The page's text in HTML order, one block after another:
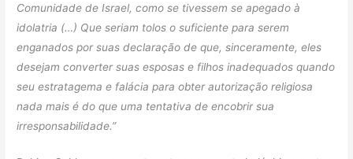
Comunidade de Israel, como se tivessem se apegado à
idolatria (…) Que seriam tolos o suficiente para serem
enganados por suas declaração de que, sinceramente, eles
desejam converter suas esposas e filhos inadequados quando
seu estratagema e falácia para obter autorização religiosa
nada mais é do que uma tentativa de encobrir sua
irresponsabilidade.”